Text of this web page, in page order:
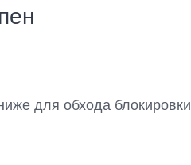
для обхода блокировки